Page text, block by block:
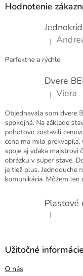
Hodnotenie
|
Perfektne a rýchle
| Viera
Objednavala som dvere
spokojná. Na základe
pohotovo zostavili
cena ma milo
spoje aj vďaka majstrovi
obrázku v super stave.
je tiež plus. Jednoduche
komunikácia. Môžem
Plastové
|
Užitočné informácie
O nás